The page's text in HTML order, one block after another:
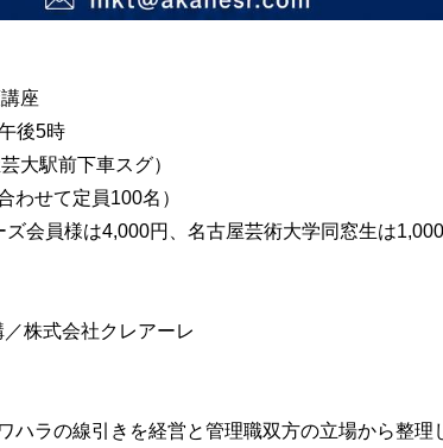
座
後5時
大駅前下車スグ）
わせて定員100名）
会員様は4,000円、名古屋芸術大学同窓生は1,000
株式会社クレアーレ
ハラの線引きを経営と管理職双方の立場から整理